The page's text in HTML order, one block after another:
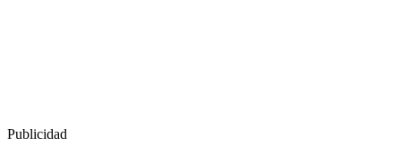
Publicidad